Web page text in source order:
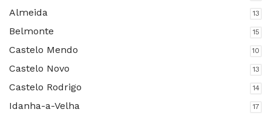
Almeida 13
Belmonte 15
Castelo Mendo 10
Castelo Novo 13
Castelo Rodrigo 14
Idanha-a-Velha 17